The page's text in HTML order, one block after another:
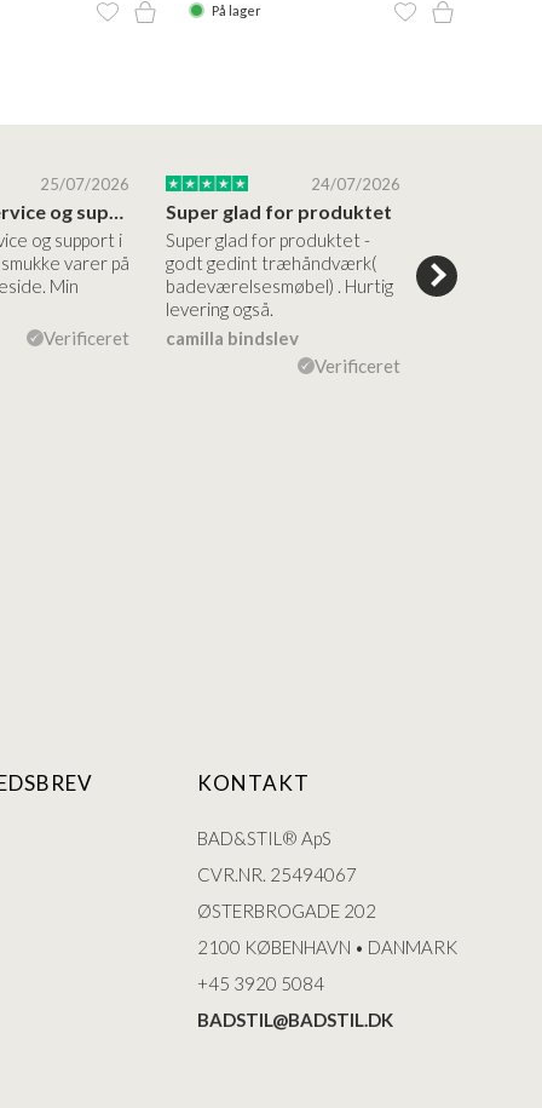
På lager
25/07/2026
Altid god service og support i forhold…
og support i
varer på
Min
Verificeret
24/07/2026
Super glad for produktet
Super glad for produktet -
godt gedint træhåndværk(
badeværelsesmøbel) . Hurtig
levering også.
camilla bindslev
Verificeret
forståelig
nem
KONTAKT
BAD&STIL® ApS
CVR.NR. 25494067
ØSTERBROGADE 202
2100 KØBENHAVN • DANMARK
+45 3920 5084
BADSTIL@BADSTIL.DK